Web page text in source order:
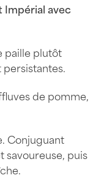
Impérial avec
paille plutôt
de pomme,
Conjuguant
savoureuse, puis